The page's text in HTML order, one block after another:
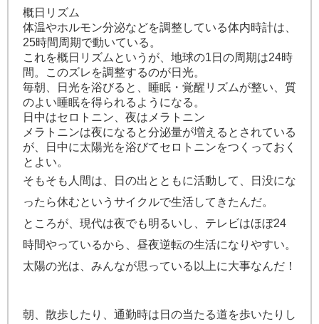
概日リズム
体温やホルモン分泌などを調整している体内時計は、
25時間周期で動いている。
これを概日リズムというが、地球の1日の周期は24時
間。このズレを調整するのが日光。
毎朝、日光を浴びると、睡眠・覚醒リズムが整い、質
のよい睡眠を得られるようになる。
日中はセロトニン、夜はメラトニン
メラトニンは夜になると分泌量が増えるとされている
が、日中に太陽光を浴びてセロトニンをつくっておく
とよい。
そもそも人間は、日の出とともに活動して、日没にな
ったら休むというサイクルで生活してきたんだ。
ところが、現代は夜でも明るいし、テレビはほぼ24
時間やっているから、昼夜逆転の生活になりやすい。
太陽の光は、みんなが思っている以上に大事なんだ！
朝、散歩したり、通勤時は日の当たる道を歩いたりし